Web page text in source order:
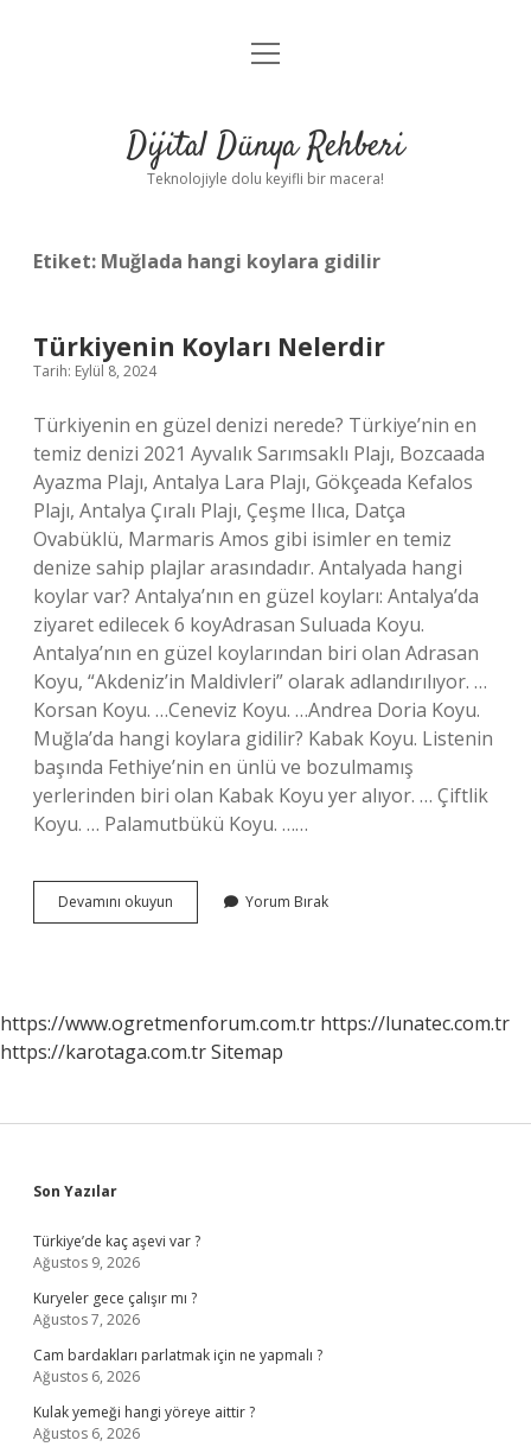
Anasayfa
Yasal Uyarı
menüyü
Dijital Dünya Rehberi
Teknolojiyle dolu keyifli bir macera!
Etiket: Muğlada hangi koylara gidilir
Türkiyenin Koyları Nelerdir
Tarih: Eylül 8, 2024
Türkiyenin en güzel denizi nerede? Türkiye’nin en
temiz denizi 2021 Ayvalık Sarımsaklı Plajı, Bozcaada
Ayazma Plajı, Antalya Lara Plajı, Gökçeada Kefalos
Plajı, Antalya Çıralı Plajı, Çeşme Ilıca, Datça
Ovabüklü, Marmaris Amos gibi isimler en temiz
denize sahip plajlar arasındadır. Antalyada hangi
koylar var? Antalya’nın en güzel koyları: Antalya’da
ziyaret edilecek 6 koyAdrasan Suluada Koyu.
Antalya’nın en güzel koylarından biri olan Adrasan
Koyu, “Akdeniz’in Maldivleri” olarak adlandırılıyor. …
Korsan Koyu. …Ceneviz Koyu. …Andrea Doria Koyu.
Muğla’da hangi koylara gidilir? Kabak Koyu. Listenin
başında Fethiye’nin en ünlü ve bozulmamış
yerlerinden biri olan Kabak Koyu yer alıyor. … Çiftlik
Koyu. … Palamutbükü Koyu. ……
Devamını okuyun Türkiyenin
Koyları
Yorum Bırak
https://www.ogretmenforum.com.tr https://lunatec.com.tr
https://karotaga.com.trSitemap
Sidebar
Son Yazılar
Türkiye’de kaç aşevi var ?
Ağustos 9, 2026
Kuryeler gece çalışır mı ?
Ağustos 7, 2026
Cam bardakları parlatmak için ne yapmalı ?
Ağustos 6, 2026
Kulak yemeği hangi yöreye aittir ?
Ağustos 6, 2026